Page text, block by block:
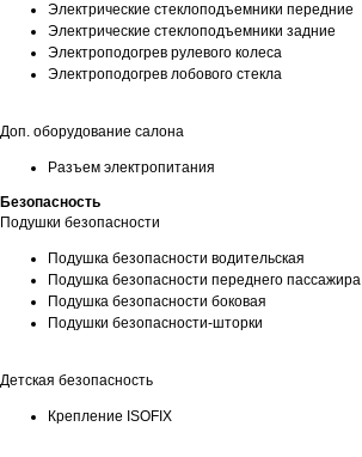
Электрические стеклоподъемники передние
Электрические стеклоподъемники задние
Электроподогрев рулевого колеса
Электроподогрев лобового стекла
Доп. оборудование салона
Разъем электропитания
Безопасность
Подушки безопасности
Подушка безопасности водительская
Подушка безопасности переднего пассажира
Подушка безопасности боковая
Подушки безопасности-шторки
Детская безопасность
Крепление ISOFIX